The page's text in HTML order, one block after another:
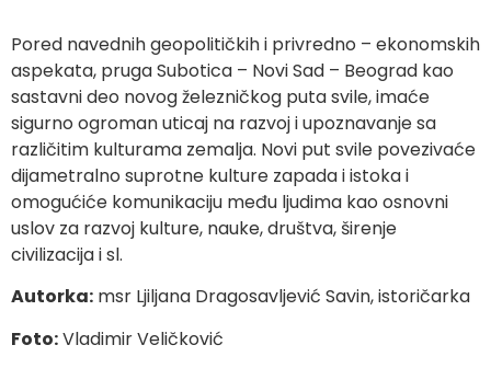
Pored navednih geopolitičkih i privredno – ekonomskih
aspekata, pruga Subotica – Novi Sad – Beograd kao
sastavni deo novog železničkog puta svile, imaće
sigurno ogroman uticaj na razvoj i upoznavanje sa
različitim kulturama zemalja. Novi put svile povezivaće
dijametralno suprotne kulture zapada i istoka i
omogućiće komunikaciju među ljudima kao osnovni
uslov za razvoj kulture, nauke, društva, širenje
civilizacija i sl.
Autorka: msr Ljiljana Dragosavljević Savin, istoričarka
Foto:Vladimir Veličković